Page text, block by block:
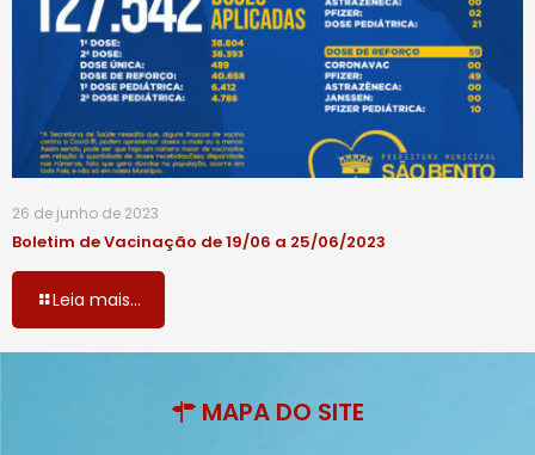
26 de junho de 2023
Boletim de Vacinação de 19/06 a 25/06/2023
Leia mais...
MAPA DO SITE